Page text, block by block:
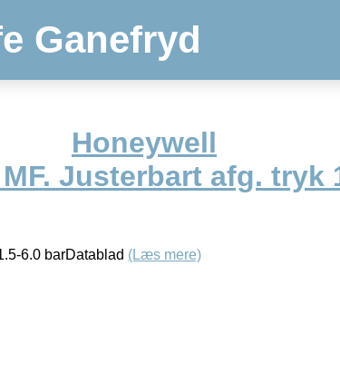
Ganefryd
Honeywell
Justerbart afg. tryk
6.0 barDatablad (Læs mere)